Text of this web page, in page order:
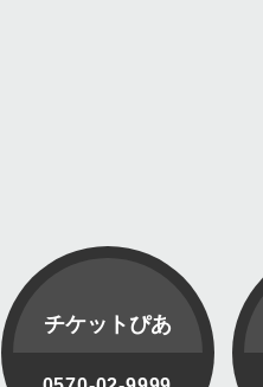
チケットぴあ